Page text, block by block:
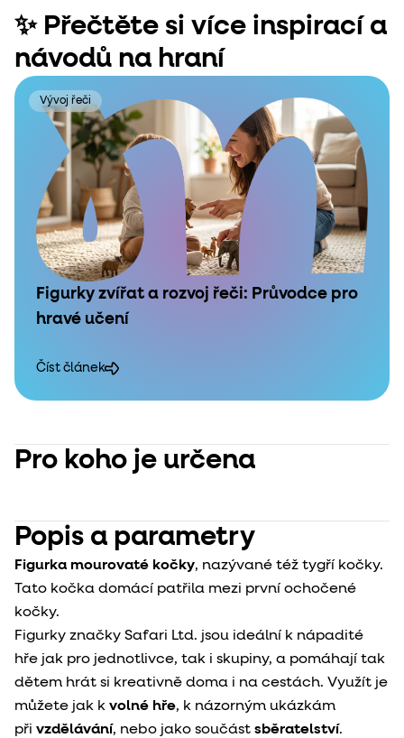
✨ Přečtěte si více inspirací a
návodů na hraní
Vývoj řeči
Figurky zvířat a rozvoj řeči: Průvodce pro
hravé učení
Číst článek
Pro koho je určena
Popis a parametry
Figurka mourovaté kočky, nazývané též tygří kočky.
Tato kočka domácí patřila mezi první ochočené
kočky.
Figurky značky Safari Ltd. jsou ideální k nápadité
hře jak pro jednotlivce, tak i skupiny, a pomáhají tak
dětem hrát si kreativně doma i na cestách. Využít je
můžete jak k volné hře, k názorným ukázkám
při vzdělávání, nebo jako součást sběratelství.